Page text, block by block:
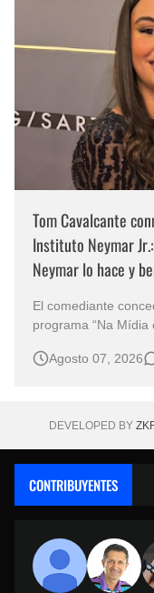
Tom Cavalcante
Instituto Neymar
Neymar lo hace y
El comediante
programa “Na Mídia
eventos benéficos más
Agosto 07, 2026
DEVELOPED BY
CONTRIBUYENTES